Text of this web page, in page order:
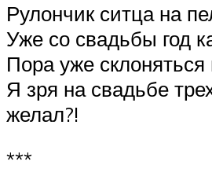
Рулончик ситца на
Уже со свадьбы год
Пора уже
Я зря на свадьбе
желал?!
***